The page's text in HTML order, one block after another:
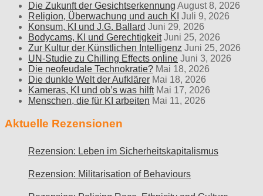
Die Zukunft der Gesichtserkennung August 8, 2026
Religion, Überwachung und auch KI Juli 9, 2026
Konsum, KI und J.G. Ballard Juni 29, 2026
Bodycams, KI und Gerechtigkeit Juni 25, 2026
Zur Kultur der Künstlichen Intelligenz Juni 25, 2026
UN-Studie zu Chilling Effects online Juni 3, 2026
Die neofeudale Technokratie? Mai 18, 2026
Die dunkle Welt der Aufklärer Mai 18, 2026
Kameras, KI und ob’s was hilft Mai 17, 2026
Menschen, die für KI arbeiten Mai 11, 2026
Aktuelle Rezensionen
Rezension: Leben im Sicherheitskapitalismus
Rezension: Militarisation of Behaviours